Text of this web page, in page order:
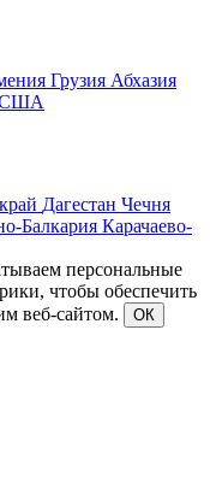
Грузия Абхазия
Дагестан Чечня
Балкария Карачаево-
персональные
чтобы обеспечить
веб-сайтом.
ОК